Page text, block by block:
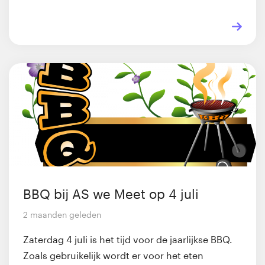
BBQ bij AS we Meet op 4 juli
2 maanden geleden
Zaterdag 4 juli is het tijd voor de jaarlijkse BBQ.
Zoals gebruikelijk wordt er voor het eten